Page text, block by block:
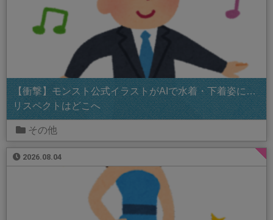
【衝撃】モンスト公式イラストがAIで水着・下着姿に…
リスペクトはどこへ
その他
2026.08.04